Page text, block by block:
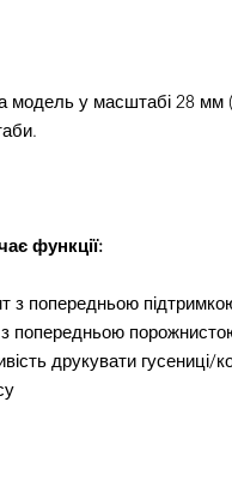
модель у масштабі 28 мм
функції:
з попередньою
попередньою
друкувати гусениці/